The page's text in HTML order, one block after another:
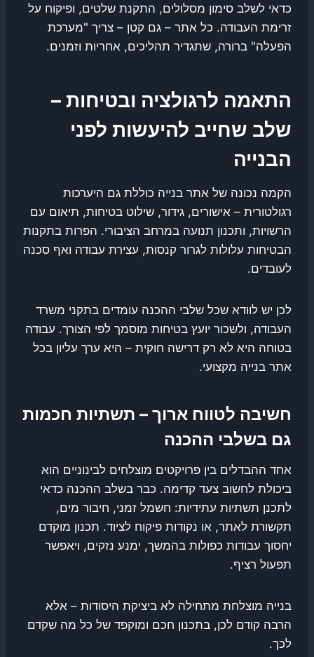
כדאי לשלב סימון מסלולים, התקנת שלטים, ופיקוח על
זרימת העבודה. כל אתר – גם קטן – צריך "מערכת
הפעלה" ברורה, שתגדיר תהליכים, אחריות וזמנים.
התאמה לרגולציה ובטיחות –
שלב שחייב להיעשות לפני
הבנייה
הקמה נכונה של אתר בנייה כוללת גם היערכות
רגולטורית – אישורים, גידור, שילוט בטיחות, תיאום עם
הרשויות, ותכנון תנועה במרחב הציבורי. הפרות בתקנות
הבטיחות עלולות לגרור קנסות, עצירת עבודה ואף סכנה
לעובדים.
לכן יש לוודא שכל שלבי ההכנה עומדים בתקני משרד
העבודה, ולשכור יועץ בטיחות מוסמך לפי הצורך. עבודה
בטוחה היא לא רק דרישה חוקית – היא ערך עליון בכל
אתר בנייה מקצועי.
חשיבה לטווח ארוך – תשתיות חכמות
גם בשלבי ההכנה
אחד ההבדלים בין פרויקטים מוצלחים לבינוניים הוא
ביכולת לחשוב צעד קדימה. כבר בשלב ההכנה כדאי
לתכנן תשתיות עתידיות: חשמל זמני, חיבור מים,
תקשורת לאתר, או נקודות פיקוח לציוד. תכנון מוקדם
יחסוך עבודות כפולות בהמשך, ימנע נזקים, ויאפשר
תפעול רציף.
בנייה מוצלחת מתחילה לא ביציקת היסודות – אלא
הרבה קודם לכן, בתכנון חכם ומוקפד של כל מה שקדם
לכך.